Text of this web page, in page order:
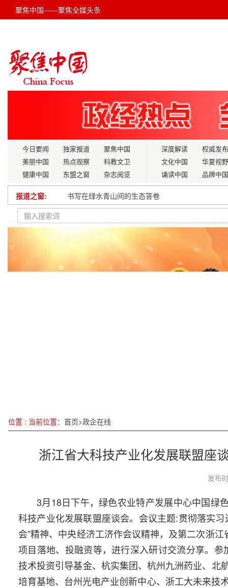
聚焦中国——聚焦全媒头条
今日要闻 独家报道
聚焦中国
美丽中国
热点观察
科教文卫
健康中国
东盟之窗 杂志阅览
深度解读
权威发布
文化中国
华夏视野
诵读中国
品牌中国
报道之窗:
四川省疾控中心结防所到万源调研“无结核社区”建
创维光伏亮相2025济南太阳能展！航天品质+智慧
中国首个无废低碳产品认证在宁波发布
【揭秘】心血管疾病：你真的了解它吗？
位置 : 当前位置： 首页>政企在线
浙江省大科技产业化发展联盟
发布
3月18日下午，绿色农业特产发展中心中国绿
科技产业化发展联盟座谈会。会议主题:贯彻落实
会”精神、中央经济工济作会议精神，及第二次浙
项目落地、投融资等，进行深入研讨交流分享。
技术投资引导基金、杭实集团、杭州九洲药业、北
培育基地、台州光电产业创新中心、浙工大未来技